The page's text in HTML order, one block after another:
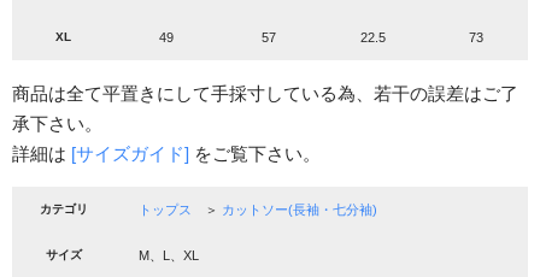
XL 49 57 22.5 73
商品は全て平置きにして手採寸している為、若干の誤差はご了
承下さい。
詳細は [サイズガイド] をご覧下さい。
カテゴリ トップス ＞ カットソー(長袖・七分袖)
サイズ M、L、XL